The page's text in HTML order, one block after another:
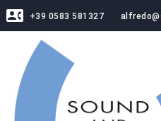
contact_phone +39 0583 581327